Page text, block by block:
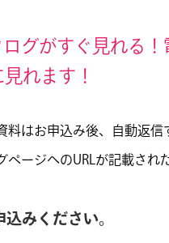
グがすぐ見れる
れます！
料はお申込み後、自動返
ージへのURLが記載され
みください。